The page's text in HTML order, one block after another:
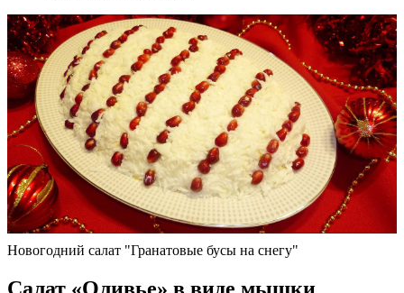
Новогодний салат "Гранатовые бусы на снегу"